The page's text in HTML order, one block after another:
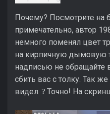
Почему? Посмотрите на
примечательно, автор
немного поменял цвет
на кирпичную дымовую
надписью не обращайте
сбить вас с толку. Так
видел. ? Точно! На